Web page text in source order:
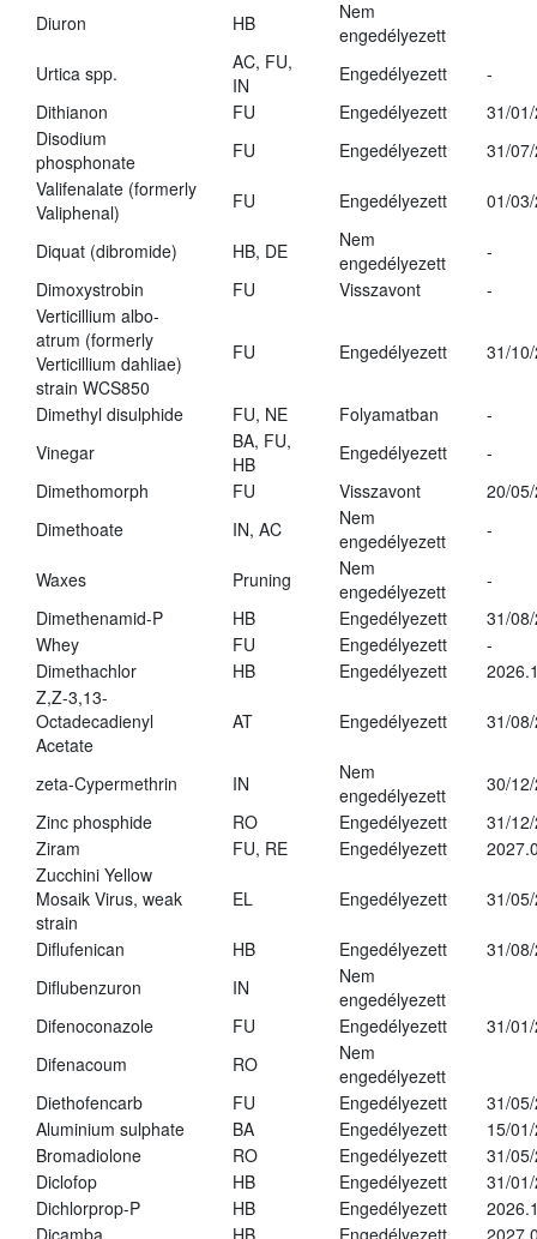
Diuron
HB
Nem
engedélyezett
Urtica spp.
AC, FU,
IN
Engedélyezett
-
Dithianon
FU Engedélyezett
31/
Disodium
phosphonate
FU Engedélyezett
31/
Valifenalate (formerly
Valiphenal)
FU Engedélyezett 01/
Diquat (dibromide) HB, DE
Nem
engedélyezett
-
Dimoxystrobin
FU Visszavont
-
Verticillium albo-
atrum (formerly
Verticillium dahliae)
strain WCS850
FU Engedélyezett 31/
Dimethyl disulphide FU, NE Folyamatban
-
Vinegar
BA, FU,
HB
Engedélyezett
-
Dimethomorph
FU Visszavont
20/
Dimethoate
IN, AC
Nem
engedélyezett
-
Waxes Pruning
Nem
engedélyezett
-
Dimethenamid-P
HB Engedélyezett
31/
Whey
FU Engedélyezett
-
Dimethachlor
HB Engedélyezett
Z,Z-3,13-
Octadecadienyl
Acetate
AT Engedélyezett 31/
zeta-Cypermethrin IN
Nem
engedélyezett
30/
Zinc phosphide
RO Engedélyezett
31/
Ziram
FU, RE Engedélyezett
Zucchini Yellow
Mosaik Virus, weak
strain
EL Engedélyezett 31/
Diflufenican HB Engedélyezett
31/
Diflubenzuron
IN
Nem
engedélyezett
Difenoconazole
FU Engedélyezett
31/
Difenacoum
RO
Nem
engedélyezett
Diethofencarb
FU Engedélyezett
31/
Aluminium sulphate
BA Engedélyezett
15/
Bromadiolone
RO Engedélyezett
31/
Diclofop
HB Engedélyezett
31/
Dichlorprop-P
HB Engedélyezett